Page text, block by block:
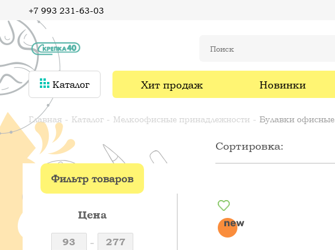
+7 993 231-63-03
Каталог Хит продаж Новинки
Главная Каталог Мелкоофисные принадлежности Булавки офисные
Фильтр товаров
Цена
-
Сортировка: